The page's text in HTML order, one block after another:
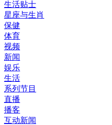
生活贴士
星座与生肖
保健
体育
视频
新闻
娱乐
生活
系列节目
直播
播客
互动新闻